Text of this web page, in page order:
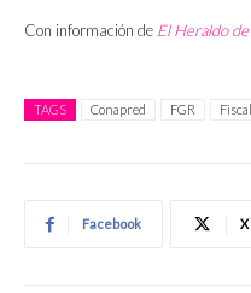
Con información de El Heraldo
TAGS Conapred FGR
Facebook X